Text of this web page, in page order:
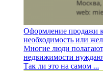
Оформление продажи
необходимость или
Многие люди
недвижимости
Так ли это на самом ...